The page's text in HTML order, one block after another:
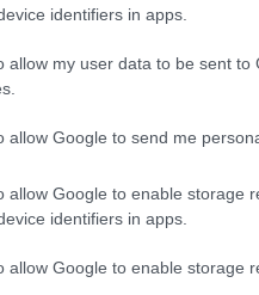
identifiers in apps.
allow my user data to be sent to
allow Google to send me
allow Google to enable storage
identifiers in apps.
allow Google to enable storage
számára értem
Soho-ban található
vendégeik életét.
játszani igazi dobok
azóta